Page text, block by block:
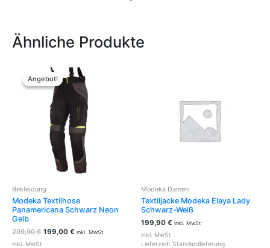
Ähnliche Produkte
Angebot!
Angebot!
Bekleidung
Modeka Textilhose
Panamericana Schwarz Neon
Gelb
299,90€
Ursprünglicher
Preis
war:
299,90 €
199,00 €
Aktueller
Preis
ist:
199,00 €.
inkl. MwSt
inkl. MwSt.
ProduktseiteModeka Damen
Textiljacke Modeka Elaya Lady
Schwarz-Weiß
199,90 € inkl. MwSt
inkl. MwSt.
Lieferzeit: Standardlieferung
gewählt